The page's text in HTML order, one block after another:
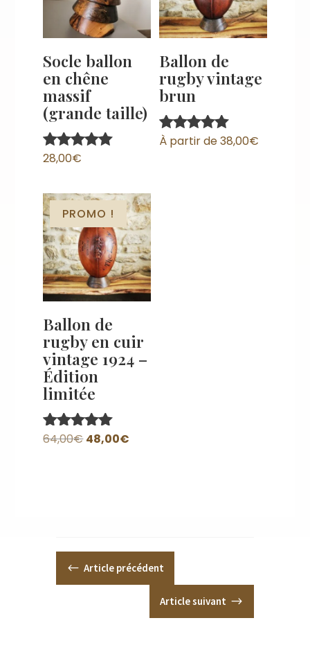
Socle ballon
en chêne
massif
(grande taille)
Note
28,00€
Ballon de
rugby vintage
brun
Note
À partir de38,00€
PROMO !
Ballon de
rugby en cuir
vintage 1924 –
Édition
limitée
Note
64,00€Le
48,00€
# Article précédent
Article suivant $